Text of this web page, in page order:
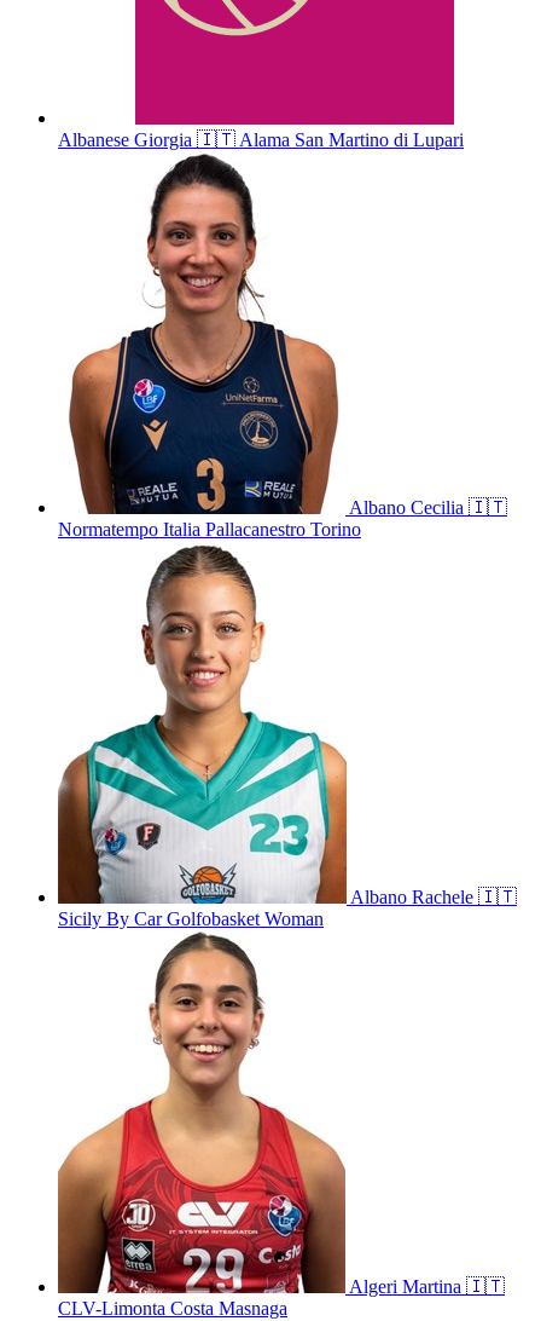
Albanese Giorgia 🇮🇹Alama San Martino di Lupari
Albano Cecilia 🇮🇹
Normatempo Italia Pallacanestro Torino
Albano Rachele 🇮🇹
Sicily By Car Golfobasket Woman
Algeri Martina 🇮🇹
CLV-Limonta Costa Masnaga